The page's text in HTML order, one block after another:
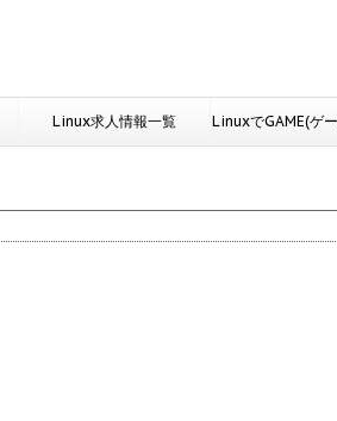
Linux求人情報一覧 LinuxでGAME(ゲ